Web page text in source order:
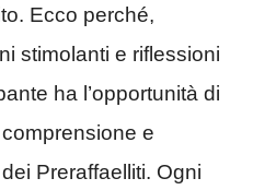
Ecco perché,
stimolanti e riflessioni
ha l’opportunità di
e
Preraffaelliti. Ogni